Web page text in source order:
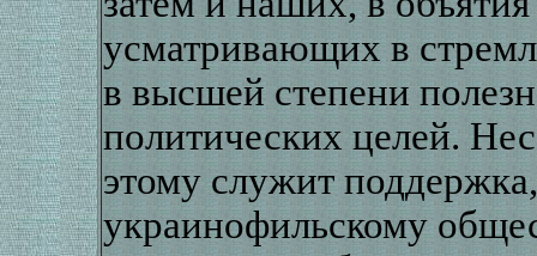
усматривающих в
в высшей степени
политических целей.
этому служит
украинофильскому